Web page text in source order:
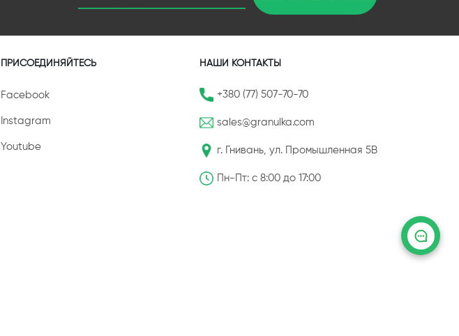
ПРИСОЕДИНЯЙТЕСЬ
Facebook
Instagram
Youtube
НАШИ КОНТАКТЫ
+380 (77) 507-70-70
sales@granulka.com
г. Гнивань, ул. Промышленная 5В
Пн-Пт: с 8:00 до 17:00